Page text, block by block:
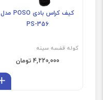
کیف کراس بادی POSO مدل
PS-356
کوله قفسه سینه
4,220,000 تومان